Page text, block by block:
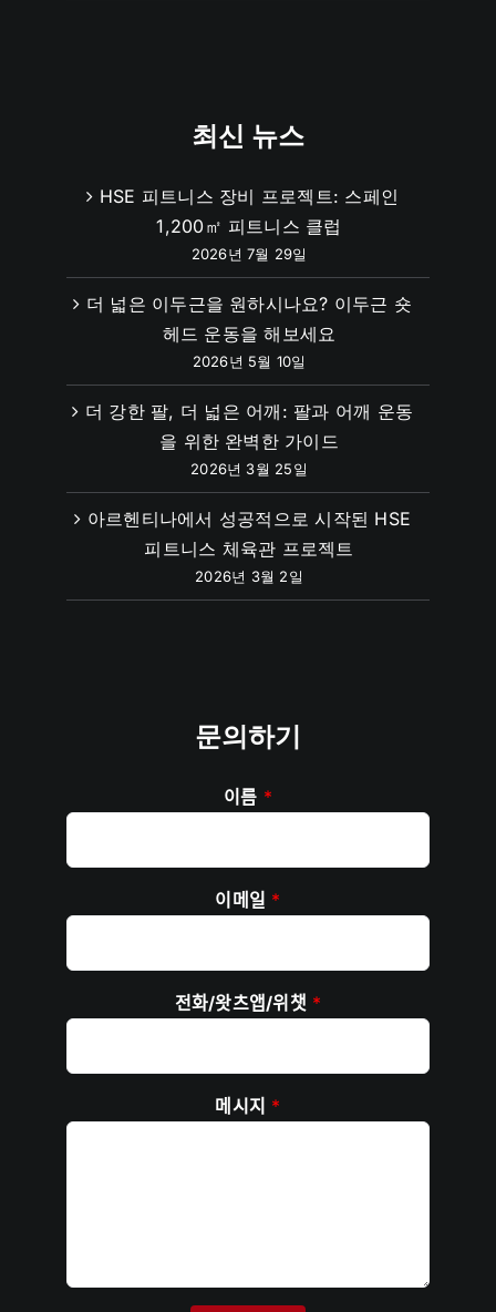
최신 뉴스
HSE 피트니스 장비 프로젝트: 스페인
1,200㎡ 피트니스 클럽
2026년 7월 29일
더 넓은 이두근을 원하시나요? 이두근 숏
헤드 운동을 해보세요
2026년 5월 10일
더 강한 팔, 더 넓은 어깨: 팔과 어깨 운동
을 위한 완벽한 가이드
2026년 3월 25일
아르헨티나에서 성공적으로 시작된 HSE
피트니스 체육관 프로젝트
2026년 3월 2일
문의하기
이름 *
이메일 *
전화/왓츠앱/위챗 *
메시지 *